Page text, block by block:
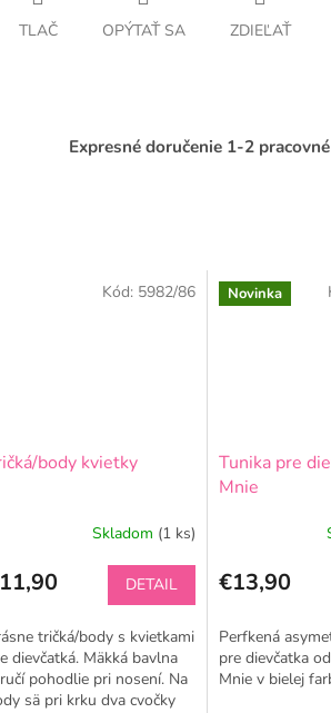
TLAČ OPÝTAŤ SA ZDIEĽAŤ
Expresné doručenie 1-2
body kvietky
Skladom (1 ks)
DETAIL
tričká/body s kvietkami
dievčatká. Mäkká bavlna
pohodlie pri nosení. Na
sä pri krku dva cvočky
Kód: 5982/86 Novinka
Tunika pre
Mnie
€13,90
Perfkená
pre dievčatka
Mnie v bielej